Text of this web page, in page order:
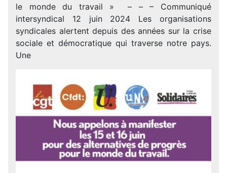
le monde du travail » – – – Communiqué
intersyndical 12 juin 2024 Les organisations
syndicales alertent depuis des années sur la crise
sociale et démocratique qui traverse notre pays.
Une